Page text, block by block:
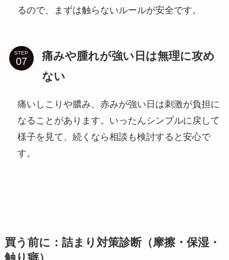
るので、まずは触らないルールが安全です。
STEP
痛みや腫れが強い日は無理に攻め
ない
痛いしこりや膿み、赤みが強い日は刺激が負担に
なることがあります。いったんシンプルに戻して
様子を見て、続くなら相談も検討すると安心で
す。
買う前に：詰まり対策診断（摩擦・保湿・